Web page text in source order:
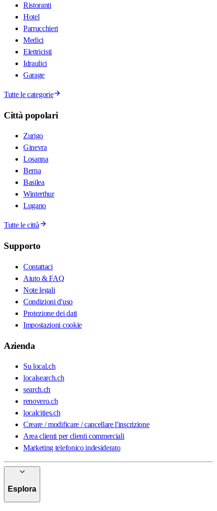
Ristoranti
Hotel
Parrucchieri
Medici
Elettricisti
Idraulici
Garage
Tutte le categorie
Città popolari
Zurigo
Ginevra
Losanna
Berna
Basilea
Winterthur
Lugano
Tutte le città
Supporto
Contattaci
Aiuto & FAQ
Note legali
Condizioni d'uso
Protezione dei dati
Impostazioni cookie
Azienda
Su local.ch
localsearch.ch
search.ch
renovero.ch
localcities.ch
Creare / modificare / cancellare l'inscrizione
Area clienti per clienti commerciali
Marketing telefonico indesiderato
Esplora